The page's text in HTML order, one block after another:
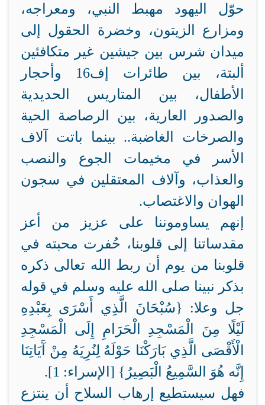
حوّل اليهود مهبط النبي، ومعراجه،
ومزارع الزيتون، وخضرة الحقول إلى
ميدان شرس بين جيشين غير متكافئين
ألبتة، بين طائرات إف16 وأحجار
الأطفال، بين المتاريس الحديدية
والصدور العارية، بين الرصاصة الحية
والصرخات الغاضبة.. بينما باتت آلاف
الأسر في مخيمات الجوع والنصب
والعذاب، وآلاف المعتقلين في سجون
الهوان والاغتصاب.
إنهم يساوموننا على عزيز من أعز
مقدساتنا إلى قلوبنا، حُفرت محبته في
قلوبنا من يوم أن ربط الله تعالى ذكره
بذكر نبينا صلى الله عليه وسلم في قوله
جل وعلا: {سُبْحَانَ الَّذِي أَسْرَى بِعَبْدِهِ
لَيْلًا مِنَ الْمَسْجِدِ الْحَرَامِ إِلَى الْمَسْجِدِ
الْأَقْصَى الَّذِي بَارَكْنَا حَوْلَهُ لِنُرِيَهُ مِنْ آَيَاتِنَا
إِنَّه هُوَ السَّمِيعُ الْبَصِيرُ} [الإسراء: 1].
فهل سيستطيع إرهاب السلاح أن ينتزع